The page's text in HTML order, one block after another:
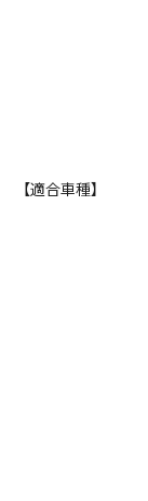
【適合車種】